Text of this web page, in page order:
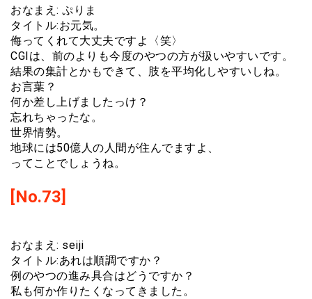
おなまえ: ぷりま
タイトル:お元気。
侮ってくれて大丈夫ですよ〈笑〉
CGIは、前のよりも今度のやつの方が扱いやすいです。
結果の集計とかもできて、肢を平均化しやすいしね。
お言葉？
何か差し上げましたっけ？
忘れちゃったな。
世界情勢。
地球には50億人の人間が住んでますよ、
ってことでしょうね。
[No.73]
おなまえ: seiji
タイトル:あれは順調ですか？
例のやつの進み具合はどうですか？
私も何か作りたくなってきました。